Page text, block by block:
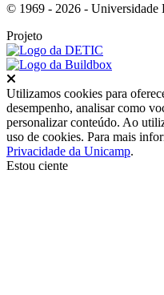
© 1969 - 2026 - Universidade
Projeto
Utilizamos cookies para
desempenho, analisar como
personalizar conteúdo. Ao
uso de cookies. Para mais
Privacidade da Unicamp.
Estou ciente